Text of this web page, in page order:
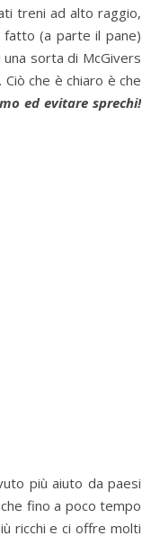
treni ad alto raggio,
fatto (a parte il pane)
sorta di McGivers
che è chiaro è che
ed evitare sprechi!
più aiuto da paesi
fino a poco tempo
ricchi e ci offre molti